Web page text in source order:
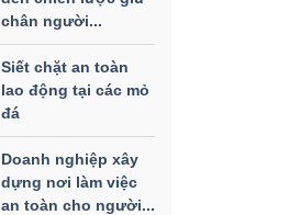
chân người...
Siết chặt an toàn
lao động tại các mỏ
đá
Doanh nghiệp xây
dựng nơi làm việc
an toàn cho người...